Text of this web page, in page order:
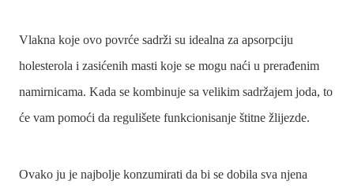
Vlakna koje ovo povrće sadrži su idealna za apsorpciju
holesterola i zasićenih masti koje se mogu naći u prerađenim
namirnicama. Kada se kombinuje sa velikim sadržajem joda, to
će vam pomoći da regulišete funkcionisanje štitne žlijezde.
Ovako ju je najbolje konzumirati da bi se dobila sva njena